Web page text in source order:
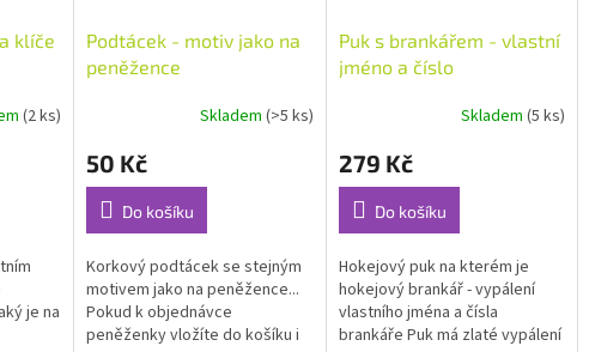
klíče
(2 ks)
je na
Podtácek - motiv jako na
peněžence
Skladem (>5 ks)
50 Kč
Do košíku
Korkový podtácek se stejným
motivem jako na peněžence...
Pokud k objednávce
peněženky vložíte do košíku i
Puk s brankářem - vlastní
jméno a číslo
produktu
je
5,0
z
5
hvězdiček.
Skladem(5 ks)
279 Kč
Do košíku
Hokejový puk na kterém je
hokejový brankář - vypálení
vlastního jména a čísla
brankáře Puk má zlaté vypálení